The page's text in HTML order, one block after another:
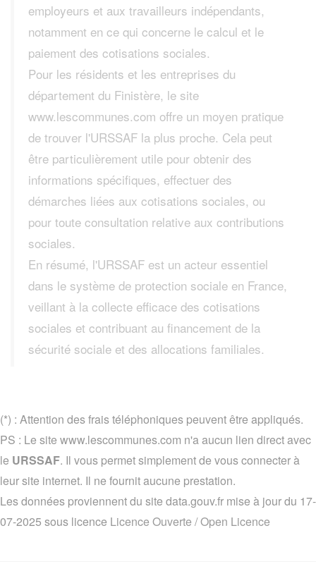
employeurs et aux travailleurs indépendants,
notamment en ce qui concerne le calcul et le
paiement des cotisations sociales.
Pour les résidents et les entreprises du
département du Finistère, le site
www.lescommunes.com offre un moyen pratique
de trouver l'URSSAF la plus proche. Cela peut
être particulièrement utile pour obtenir des
informations spécifiques, effectuer des
démarches liées aux cotisations sociales, ou
pour toute consultation relative aux contributions
sociales.
En résumé, l'URSSAF est un acteur essentiel
dans le système de protection sociale en France,
veillant à la collecte efficace des cotisations
sociales et contribuant au financement de la
sécurité sociale et des allocations familiales.
(*) : Attention des frais téléphoniques peuvent être appliqués.
PS : Le site www.lescommunes.com n'a aucun lien direct avec
le URSSAF. Il vous permet simplement de vous connecter à
leur site internet. Il ne fournit aucune prestation.
Les données proviennent du site data.gouv.fr mise à jour du 17-
07-2025 sous licence Licence Ouverte / Open Licence